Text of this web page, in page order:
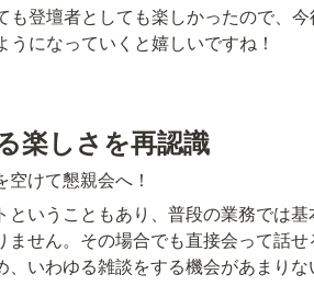
も登壇者としても楽しかったので、
うになっていくと嬉しいですね！
楽しさを再認識
けて懇親会へ！
ということもあり、普段の業務では
ません。その場合でも直接会って話
いわゆる雑談をする機会があまりな